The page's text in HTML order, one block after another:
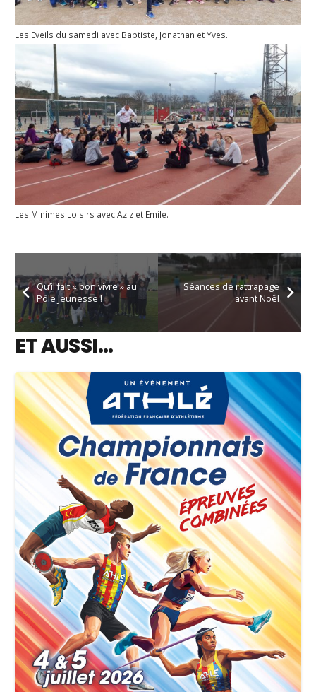
Les Eveils du samedi avec Baptiste, Jonathan et Yves.
Les Minimes Loisirs avec Aziz et Emile.
Qu’il fait « bon vivre » au
Pôle Jeunesse !
Séances de rattrapage
avant Noël
ET AUSSI…